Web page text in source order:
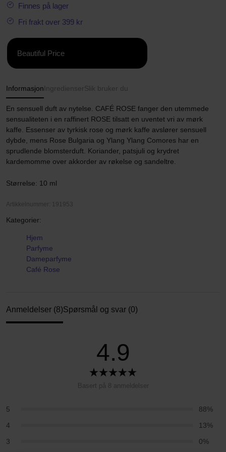
Finnes på lager
Fri frakt over 399 kr
Beautiful Price
Informasjon Ingredienser Slik bruker du
En sensuell duft av nytelse. CAFÉ ROSE fanger den utemmede
sensualiteten i en raffinert ROSE tilsatt en uventet vri av mørk
kaffe. Essenser av tyrkisk rose og mørk kaffe avslører sensuell
dybde, mens Rose Bulgaria og Ylang Ylang Comores har en
sprudlende blomsterduft. Koriander, patsjuli og krydret
kardemomme over akkorder av røkelse og sandeltre.
Størrelse: 10 ml
Artikkelnummer: 191953
Kategorier:
Hjem
Parfyme
Dameparfyme
Café Rose
Anmeldelser (8)Spørsmål og svar (0)
4.9
Basert på 8 anmeldelser
5
88%
4
13%
3
0%